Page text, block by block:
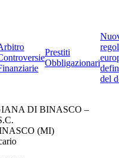
Prestiti
Obbligazionari
del
DI BINASCO –
(MI)